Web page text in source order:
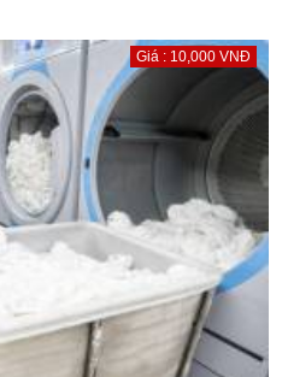
Giá : 10,000 VNĐ